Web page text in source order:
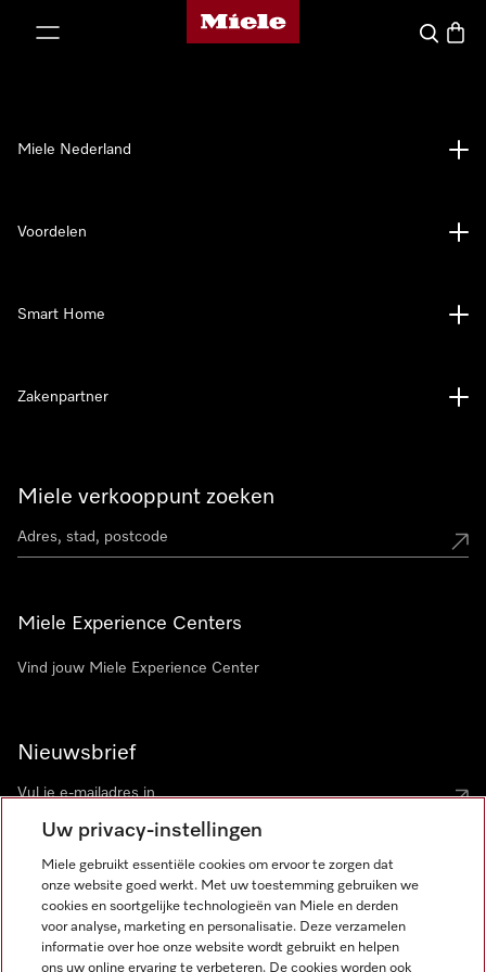
Homepage van Miele
Wat zoek
Miele verkooppunt zoeken
Miele Experience Centers
Vind jouw Miele Experience Center
Nieuwsbrief
Miele Nederland
Voordelen
Smart Home
Zakenpartner
Miele op Instagram
Miele op Facebook
Miele op Youtube
Uw privacy-instellingen
Miele gebruikt essentiële cookies om ervoor te zorgen dat
onze website goed werkt. Met uw toestemming gebruiken we
cookies en soortgelijke technologieën van Miele en derden
voor analyse, marketing en personalisatie. Deze verzamelen
informatie over hoe onze website wordt gebruikt en helpen
ons uw online ervaring te verbeteren. De cookies worden ook